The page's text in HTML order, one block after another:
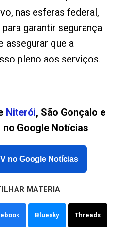
nas esferas federal,
garantir segurança
assegurar que a
pleno aos serviços.
Niterói, São Gonçalo e
no Google Notícias
no Google Notícias
MATÉRIA
Bluesky Threads